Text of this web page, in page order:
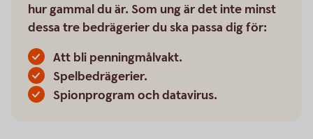
hur gammal du är. Som ung är det inte minst
dessa tre bedrägerier du ska passa dig för:
Att bli penningmålvakt.
Spelbedrägerier.
Spionprogram och datavirus.